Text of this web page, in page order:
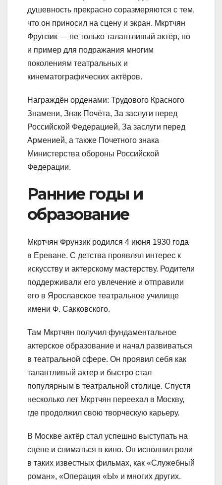
душевность прекрасно соразмеряются с тем,
что он приносил на сцену и экран. Мкртчян
Фрунзик — не только талантливый актёр, но
и пример для подражания многим
поколениям театральных и
кинематографических актёров.
Награждён орденами: Трудового Красного
Знамени, Знак Почёта, За заслуги перед
Российской Федерацией, За заслуги перед
Арменией, а также Почетного знака
Министерства обороны Российской
Федерации.
Ранние годы и
образование
Мкртчян Фрунзик родился 4 июня 1930 года
в Ереване. С детства проявлял интерес к
искусству и актерскому мастерству. Родители
поддерживали его увлечение и отправили
его в Ярославское театральное училище
имени Ф. Сакковского.
Там Мкртчян получил фундаментальное
актерское образование и начал развиваться
в театральной сфере. Он проявил себя как
талантливый актер и быстро стал
популярным в театральной столице. Спустя
несколько лет Мкртчян переехал в Москву,
где продолжил свою творческую карьеру.
В Москве актёр стал успешно выступать на
сцене и сниматься в кино. Он исполнил роли
в таких известных фильмах, как «Служебный
роман», «Операция «Ы» и многих других.